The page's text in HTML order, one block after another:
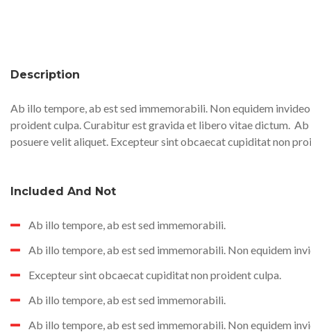
Description
Ab illo tempore, ab est sed immemorabili. Non equidem
proident culpa. Curabitur est gravida et libero vitae dictum. Ab
posuere velit aliquet. Excepteur sint obcaecat cupiditat non
Included And Not
Ab illo tempore, ab est sed immemorabili.
Ab illo tempore, ab est sed immemorabili. Non equidem
Excepteur sint obcaecat cupiditat non proident culpa.
Ab illo tempore, ab est sed immemorabili.
Ab illo tempore, ab est sed immemorabili. Non equidem